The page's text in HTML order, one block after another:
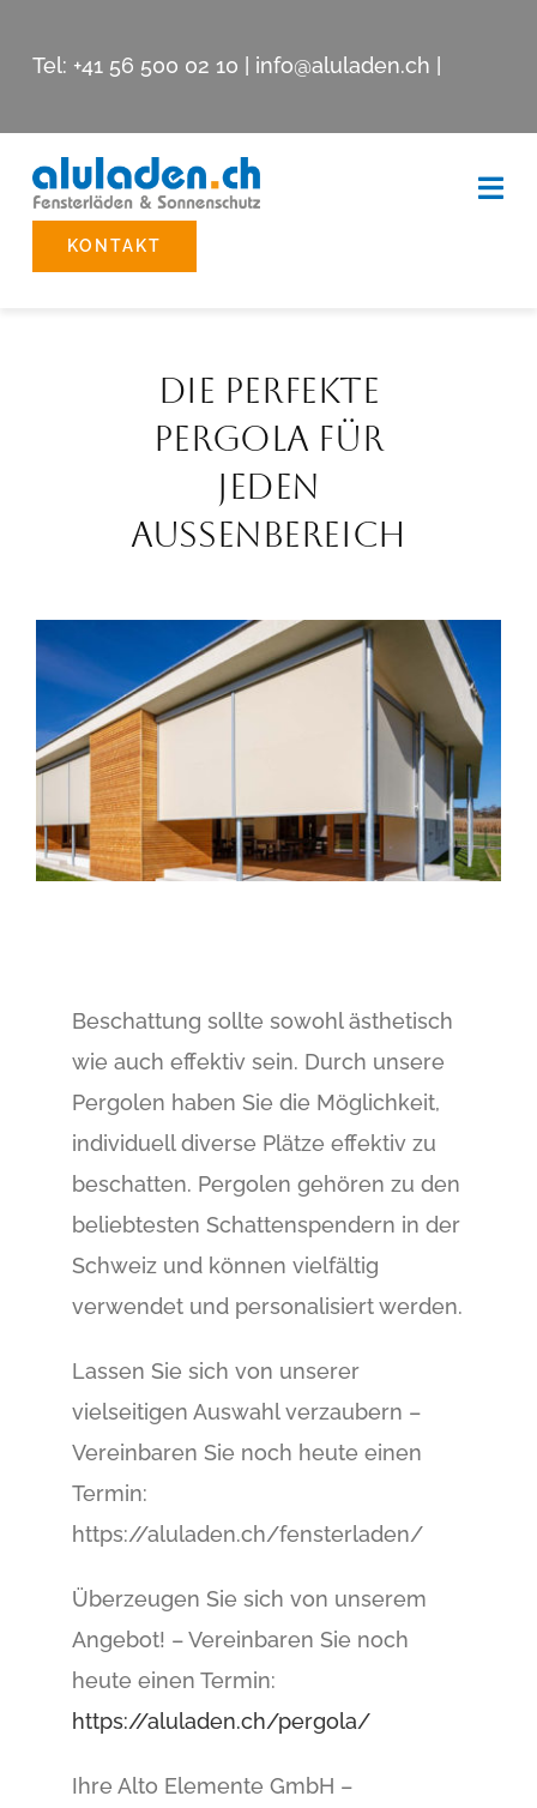
Tel: +41 56 500 02 10 info@aluladen.ch
KONTAKT
Die Perfekte
Pergola Für
Jeden
Aussenbereich
Beschattung sollte sowohl ästhetisch
wie auch effektiv sein. Durch unsere
Pergolen haben Sie die Möglichkeit,
individuell diverse Plätze effektiv zu
beschatten. Pergolen gehören zu den
beliebtesten Schattenspendern in der
Schweiz und können vielfältig
verwendet und personalisiert werden.
Lassen Sie sich von unserer
vielseitigen Auswahl verzaubern –
Vereinbaren Sie noch heute einen
Termin:
https://aluladen.ch/fensterladen/
Überzeugen Sie sich von unserem
Angebot! – Vereinbaren Sie noch
heute einen Termin:
https://aluladen.ch/pergola/
Ihre Alto Elemente GmbH –